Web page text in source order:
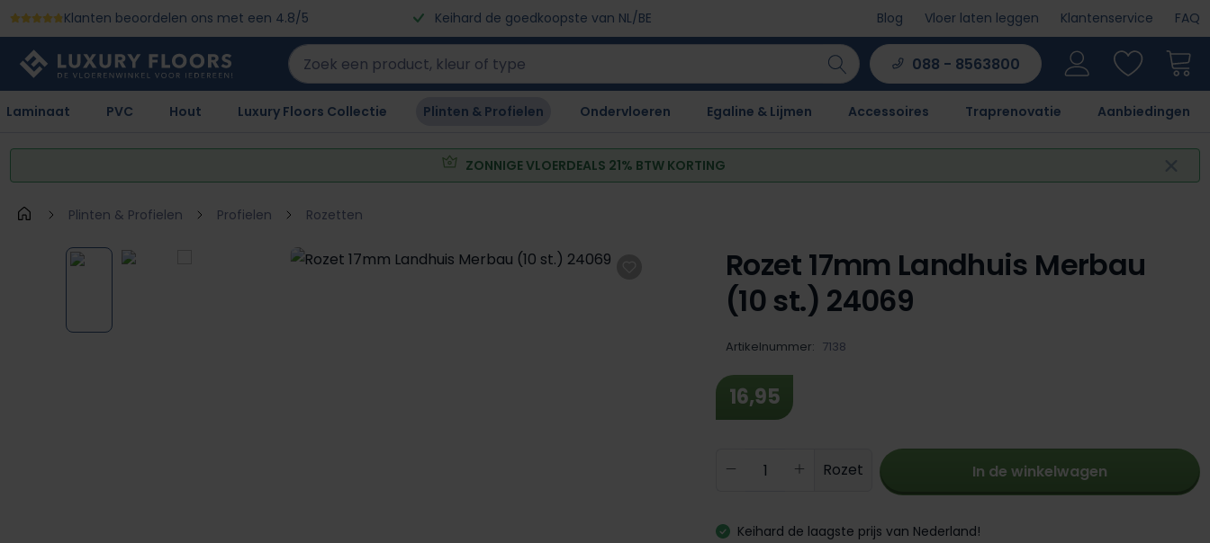
naar de hoofdinhoud
Ga naar de zoekopdracht
Ga naar de hoofdnavigatie
Klanten beoordelen ons met een 4.8/5 Keihard de goedkoopste van NL/BE Blog Vloer laten leggen Klantenservice FAQ
088 - 8563800
Laminaat PVC Hout Luxury Floors Collectie Plinten & Profielen Ondervloeren Egaline & Lijmen Accessoires Traprenovatie Aanbiedingen
ZONNIGE VLOERDEALS 21% BTW KORTING
Plinten & Profielen Profielen Rozetten
Afbeeldingengalerij overslaan
Rozet 17mm Landhuis Merbau
(10 st.) 24069
Artikelnummer: 7138
16,95
Producthoeveelheid: Voer de gewenste
Rozet In de winkelwagen
Keihard de laagste prijs van Nederland!